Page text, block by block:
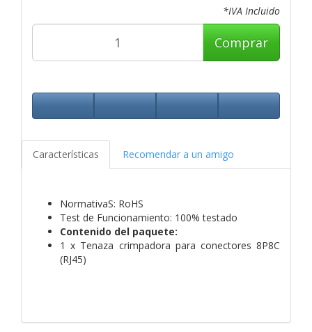
*IVA Incluido
Comprar
Características Recomendar a un amigo
NormativaS: RoHS
Test de Funcionamiento: 100% testado
Contenido del paquete:
1 x Tenaza crimpadora para conectores 8P8C
(RJ45)